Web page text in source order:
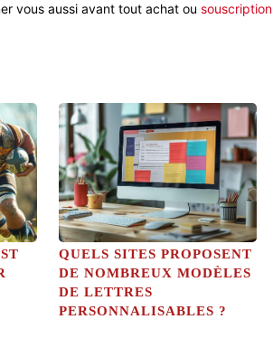
vous aussi avant tout achat ou souscription
QUELS SITES PROPOSENT
DE NOMBREUX MODÈLES
DE LETTRES
PERSONNALISABLES ?